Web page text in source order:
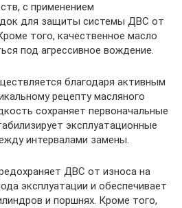
с применением
для защиты системы ДВС от
того, качественное масло
под агрессивное вождение.
благодаря активным
рецепту масляного
сохраняет первоначальные
эксплуатационные
интервалами замены.
ДВС от износа на
эксплуатации и обеспечивает
и поршнях. Кроме того,